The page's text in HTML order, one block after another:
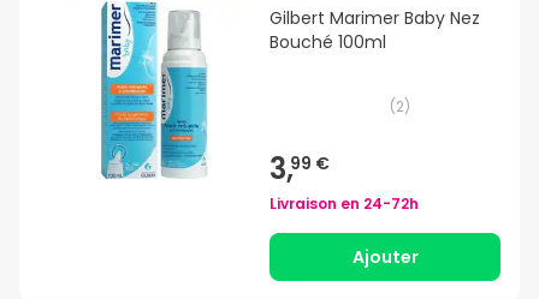
Gilbert Marimer Baby Nez
Bouché 100ml
(2)
3,99 €
Livraison en 24-72h
Ajouter